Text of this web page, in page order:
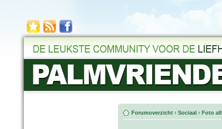
Forumoverzicht ‹ Sociaal ‹ Foto